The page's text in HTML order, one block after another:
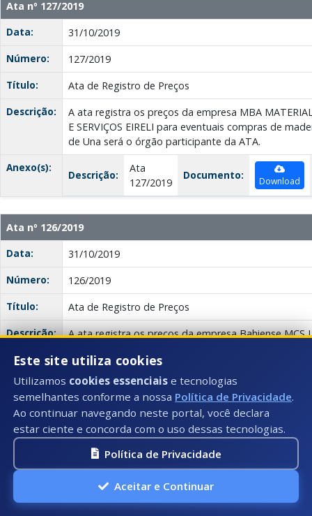
Ata nº 127/2019
Data:
31/10/2019
Número:
127/2019
Título:
Ata de Registro de Preços
Descrição:
A ata registra os preços da empresa MBA
E SERVIÇOS EIRELI para eventuais compras de
de Una será o órgão participante da ATA.
Anexo(s):
Descrição:
Ata
127/2019
Documento: Download
Ata nº 126/2019
Data:
31/10/2019
Número:
126/2019
Título:
Ata de Registro de Preços
Descrição:
A ata registra os preços da empresa Bahiense MCS
da Ata de Registro de Preços.
Anexo(s):
Descrição:
126/2019
Documento: Download
Data:
Número:
125/2019
Este site utiliza cookies
Utilizamos cookies essenciais e tecnologias
semelhantes conforme a nossa Política de Privacidade.
Ao continuar navegando neste portal, você declara
estar ciente e concorda com o uso dessas tecnologias.
Política de Privacidade
Aceitar e Continuar